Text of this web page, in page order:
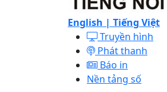
English | Tiếng Việt
Truyền hình
Phát thanh
Báo in
Nền tảng số